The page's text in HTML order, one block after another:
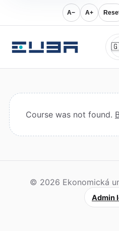
A− A+
Course was not found.
© 2026 Ekonomická
Admin